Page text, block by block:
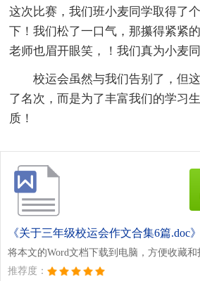
这次比赛，我们班小麦同学取得了
下！我们松了一口气，那攥得紧紧
老师也眉开眼笑，！我们真为小麦
校运会虽然与我们告别了，但
了名次，而是为了丰富我们的学习
质！
《关于三年级校运会作文合集6篇.doc》
将本文的Word文档下载到电脑，方便收藏和
推荐度：